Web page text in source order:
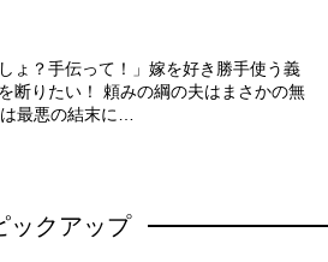
しょ？手伝って！」嫁を好き勝手使う義
断りたい！ 頼みの綱の夫はまさかの無
最悪の結末に…
ックアップ